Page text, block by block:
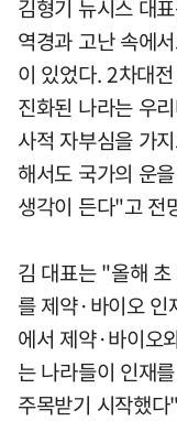
김형기 뉴시스 대
역경과 고난 속에
이 있었다. 2차대
진화된 나라는 우
사적 자부심을 가
해서도 국가의 운
생각이 든다"고 전
김 대표는 "올해
를 제약·바이오
에서 제약·바이오
는 나라들이 인재
주목받기 시작했